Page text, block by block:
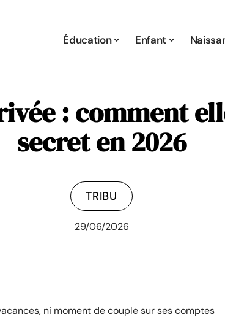
Éducation Enfant
: comment
secret en 2026
TRIBU
29/06/2026
ni moment de couple sur ses comptes